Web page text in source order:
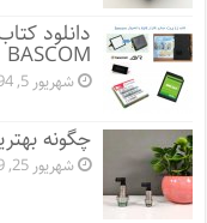
BASCOM
شهریور 5, 1394
چگونه
شهریور 25, 1399